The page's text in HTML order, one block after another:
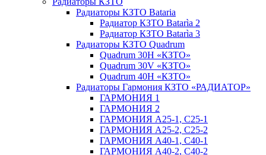
Радиаторы КЗТО Bataria
Радиатор КЗТО Batarìa 2
Радиатор КЗТО Batarìa 3
Радиаторы КЗТО Quadrum
Quadrum 30H «КЗТО»
Quadrum 30V «КЗТО»
Quadrum 40H «КЗТО»
Радиаторы Гармония КЗТО «РАДИАТОР»
ГАРМОНИЯ 1
ГАРМОНИЯ 2
ГАРМОНИЯ А25-1, С25-1
ГАРМОНИЯ А25-2, С25-2
ГАРМОНИЯ А40-1, С40-1
ГАРМОНИЯ А40-2, С40-2